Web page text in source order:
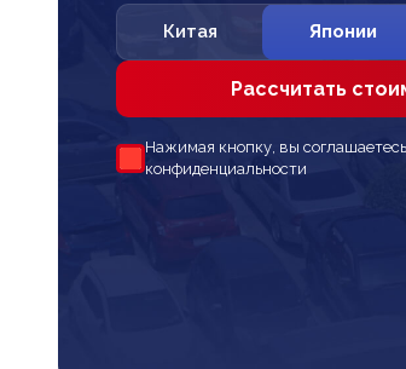
Китая Японии
Рассчитать
Нажимая кнопку, вы
конфиденциальности